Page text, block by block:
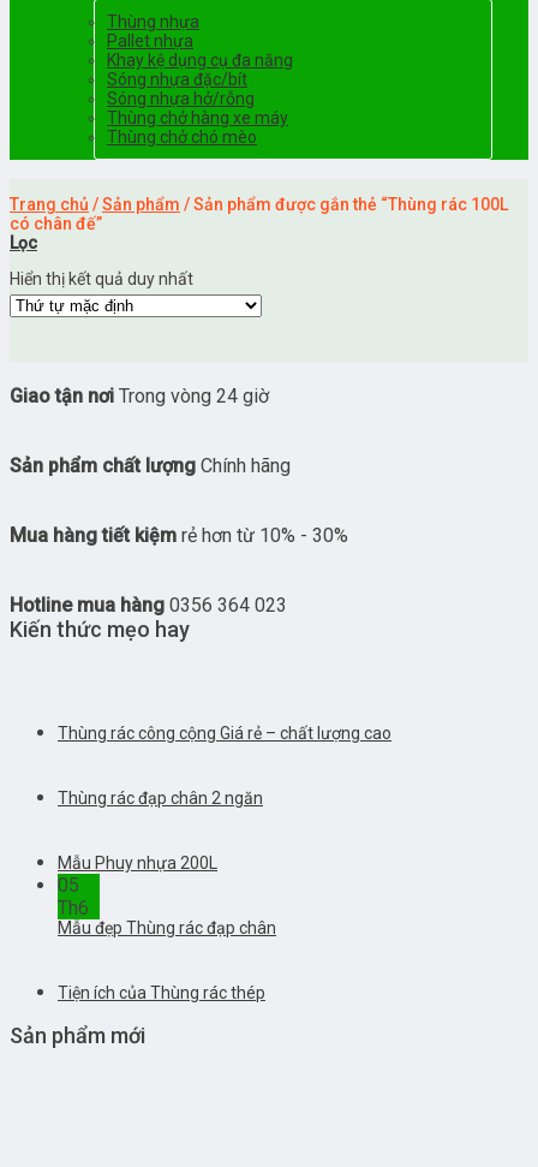
Thùng nhựa
Pallet nhựa
Khay kệ dụng cụ đa năng
Sóng nhựa đặc/bít
Sóng nhựa hở/rỗng
Thùng chở hàng xe máy
Thùng chở chó mèo
Trang chủ /Sản phẩm /Sản phẩm được gắn thẻ “Thùng rác 100L
có chân đế”
Lọc
Hiển thị kết quả duy nhất
Giao tận nơi Trong vòng 24 giờ
Sản phẩm chất lượng Chính hãng
Mua hàng tiết kiệm rẻ hơn từ 10% - 30%
Hotline mua hàng 0356 364 023
Kiến thức mẹo hay
Thùng rác công cộng Giá rẻ – chất lượng cao
Thùng rác đạp chân 2 ngăn
Mẫu Phuy nhựa 200L
05
Th6
Mẫu đẹp Thùng rác đạp chân
Tiện ích của Thùng rác thép
Sản phẩm mới